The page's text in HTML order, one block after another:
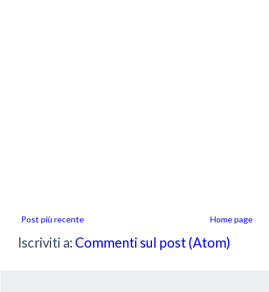
Post più recente Home page
Iscriviti a: Commenti sul post (Atom)